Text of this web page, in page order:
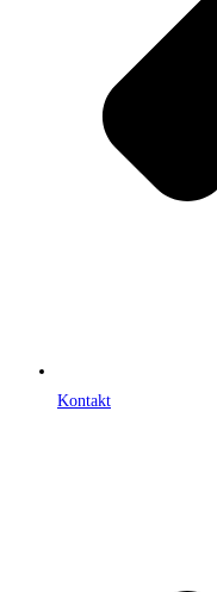
Kontakt